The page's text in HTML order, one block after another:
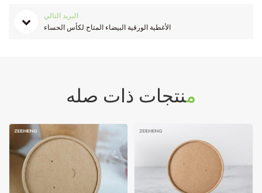
البريد التالي
الأغطية الورقية البيضاء المتاح لكأس الحساء
منتجات ذات صله